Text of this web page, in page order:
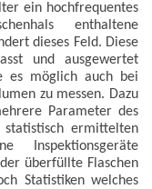
ein hochfrequentes
enthaltene
dieses Feld. Diese
und ausgewertet
es möglich auch bei
zu messen. Dazu
Parameter des
ermittelten
Inspektionsgeräte
überfüllte Flaschen
Statistiken welches